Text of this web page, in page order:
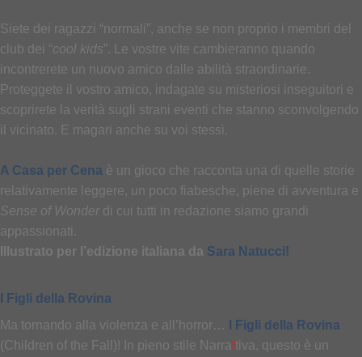
Siete dei ragazzi “normali”, anche se non proprio i membri del
club dei “ cool kids”. Le vostre vite cambieranno quando
incontrerete un nuovo amico dalle abilità straordinarie.
Proteggete il vostro amico, indagate su misteriosi inseguitori e
scoprirete la verità sugli strani eventi che stanno sconvolgendo
il vicinato. E magari anche su voi stessi.
A Casa per Cena è un gioco che racconta una di quelle storie
relativamente leggere, un poco fiabesche, piene di avventura e
Sense of Wonder di cui tutti in redazione siamo grandi
appassionati.
Illustrato per l’edizione italiana da Sara Natucci!
I Figli della Rovina
Ma tornando alla violenza e all’horror…
I Figli della Rovina
(Children of the Fall)! In pieno stile Narrattiva, questo è un